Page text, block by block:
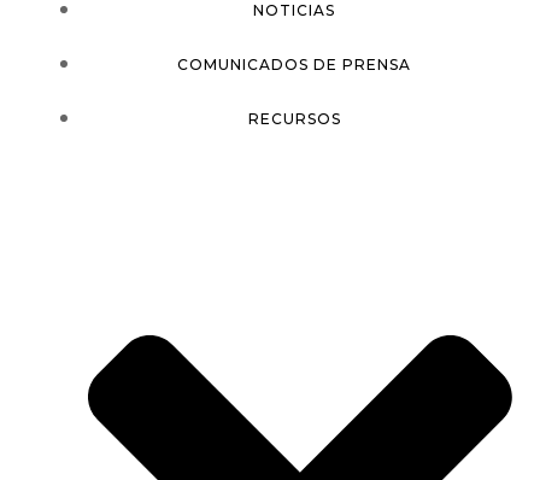
NOTICIAS
COMUNICADOS DE PRENSA
RECURSOS